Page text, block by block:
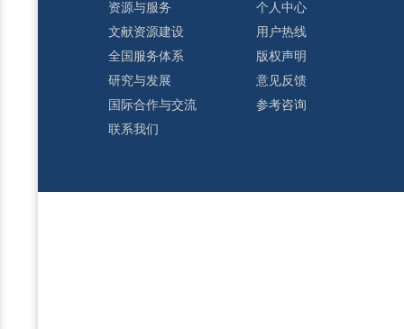
资源与服务
文献资源建设
全国服务体系
研究与发展
国际合作与交流
联系我们
个人中心
用户热线
版权声明
意见反馈
参考咨询